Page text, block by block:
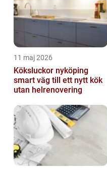
11 maj 2026
Köksluckor nyköping
smart väg till ett nytt kök
utan helrenovering